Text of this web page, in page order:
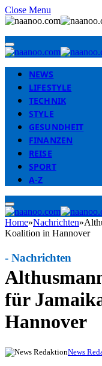
Close Menu
NEWS
LIFESTYLE
TECHNIK
STYLE
GESUNDHEIT
FINANZEN
REISE
SPORT
A-Z
Home»Nachrichten»
Koalition in Hannover
für
Hannover
- Nachrichten
News